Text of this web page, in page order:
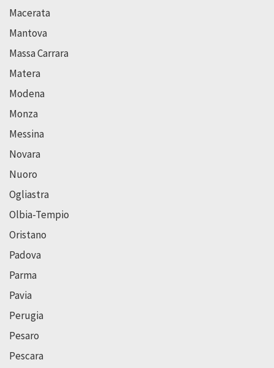
Macerata
Mantova
Massa Carrara
Matera
Modena
Monza
Messina
Novara
Nuoro
Ogliastra
Olbia-Tempio
Oristano
Padova
Parma
Pavia
Perugia
Pesaro
Pescara